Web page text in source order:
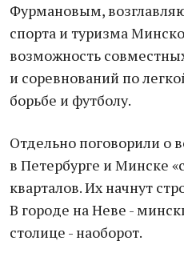
Фурмановым,
спорта и туризма
возможность
и соревнований по
борьбе и футболу.
Отдельно поговорили о
в Петербурге и Минске
кварталов. Их начнут
В городе на Неве -
столице - наоборот.